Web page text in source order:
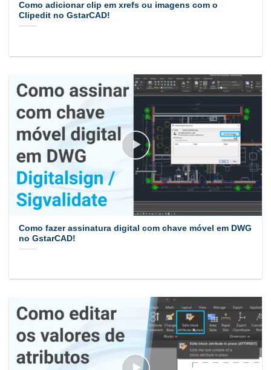
Como adicionar clip em xrefs ou imagens com o
Clipedit no GstarCAD!
Como fazer assinatura digital com chave móvel em DWG
no GstarCAD!